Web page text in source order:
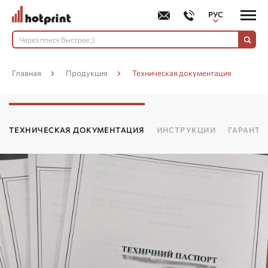
РУС
УКР
Главная Продукция Техническая документация
ТЕХНИЧЕСКАЯ ДОКУМЕНТАЦИЯ ИНСТРУКЦИИ